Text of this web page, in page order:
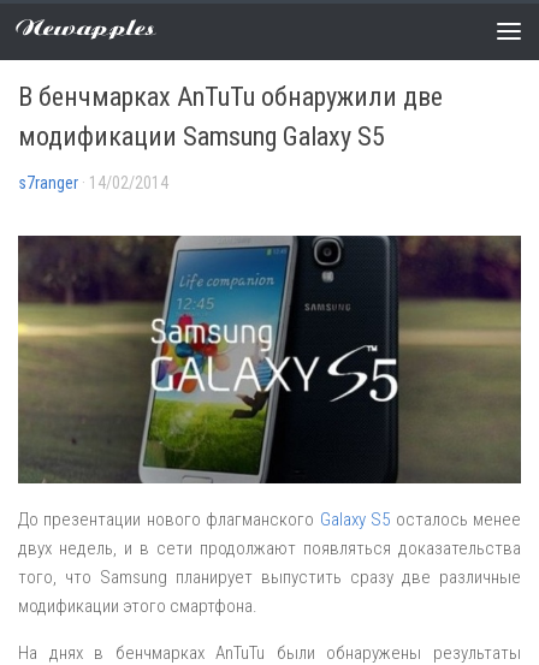
Newapples
НОВОСТИ 0 COMMENTS
В бенчмарках AnTuTu обнаружили две
модификации Samsung Galaxy S5
s7ranger · 14/02/2014
До презентации нового флагманского Galaxy S5 осталось менее
двух недель, и в сети продолжают появляться доказательства
того, что Samsung планирует выпустить сразу две различные
модификации этого смартфона.
На днях в бенчмарках AnTuTu были обнаружены результаты